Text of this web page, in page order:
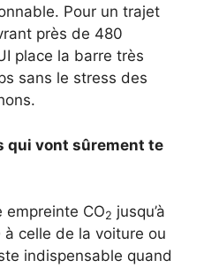
Pour un trajet
près de 480
place la barre très
sans le stress des
qui vont sûrement te
empreinte CO2 jusqu’à
à celle de la voiture ou
indispensable quand